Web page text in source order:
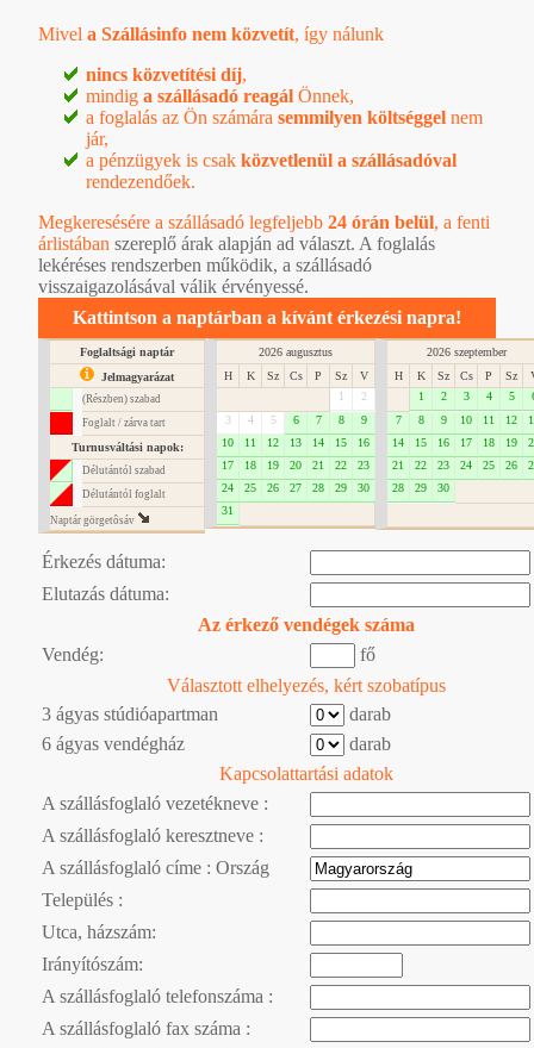
Mivel a Szállásinfo nem közvetít, így nálunk
nincs közvetítési díj,
mindig a szállásadó reagál Önnek,
a foglalás az Ön számára semmilyen költséggel nem
jár,
a pénzügyek is csak közvetlenül a szállásadóval
rendezendőek.
Megkeresésére a szállásadó legfeljebb 24 órán belül, a fenti
árlistában szereplő árak alapján ad választ. A foglalás
lekéréses rendszerben működik, a szállásadó
visszaigazolásával válik érvényessé.
Kattintson a naptárban a kívánt érkezési napra!
Foglaltsági naptár
Jelmagyarázat
(Részben) szabad
Foglalt / zárva tart
Turnusváltási napok:
Délutántól szabad
Délutántól foglalt
Naptár görgetôsáv
2026 augusztus
H
K Sz Cs P Sz
V
1
2
3
4 5 6 7 8
9
10
11 12 13 14 15
16
17
18 19 20 21 22
23
24
25 26 27 28 29
30
31
2026 szeptember
H
K Sz Cs P Sz
1
2 3 4 5
7
8 9 10 11 12
14
15 16 17 18 19
21
22 23 24 25 26
28
29 30
Érkezés dátuma:
Elutazás dátuma:
Az érkező vendégek száma
Vendég:
fő
Választott elhelyezés, kért szobatípus
3 ágyas stúdióapartman
darab
6 ágyas vendégház
darab
Kapcsolattartási adatok
A szállásfoglaló vezetékneve :
A szállásfoglaló keresztneve :
A szállásfoglaló címe : Ország
Település :
Utca, házszám:
Irányítószám:
A szállásfoglaló telefonszáma :
A szállásfoglaló fax száma :